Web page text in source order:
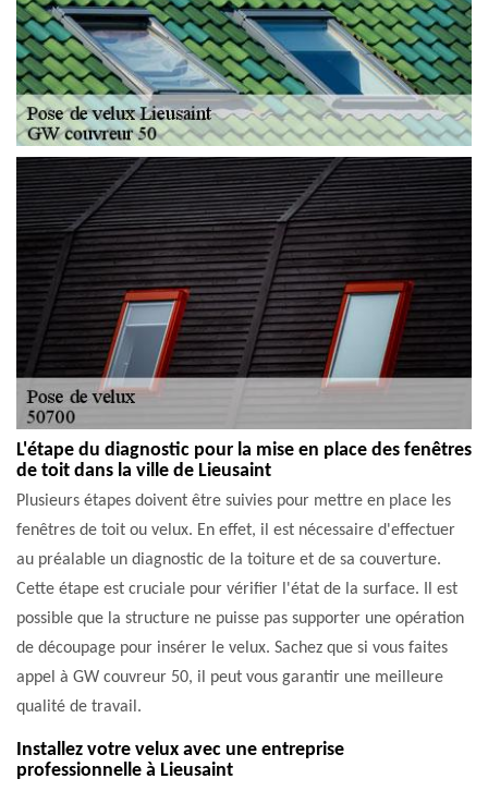
L'étape du diagnostic pour la mise en place des fenêtres
de toit dans la ville de Lieusaint
Plusieurs étapes doivent être suivies pour mettre en place les
fenêtres de toit ou velux. En effet, il est nécessaire d'effectuer
au préalable un diagnostic de la toiture et de sa couverture.
Cette étape est cruciale pour vérifier l'état de la surface. Il est
possible que la structure ne puisse pas supporter une opération
de découpage pour insérer le velux. Sachez que si vous faites
appel à GW couvreur 50, il peut vous garantir une meilleure
qualité de travail.
Installez votre velux avec une entreprise
professionnelle à Lieusaint